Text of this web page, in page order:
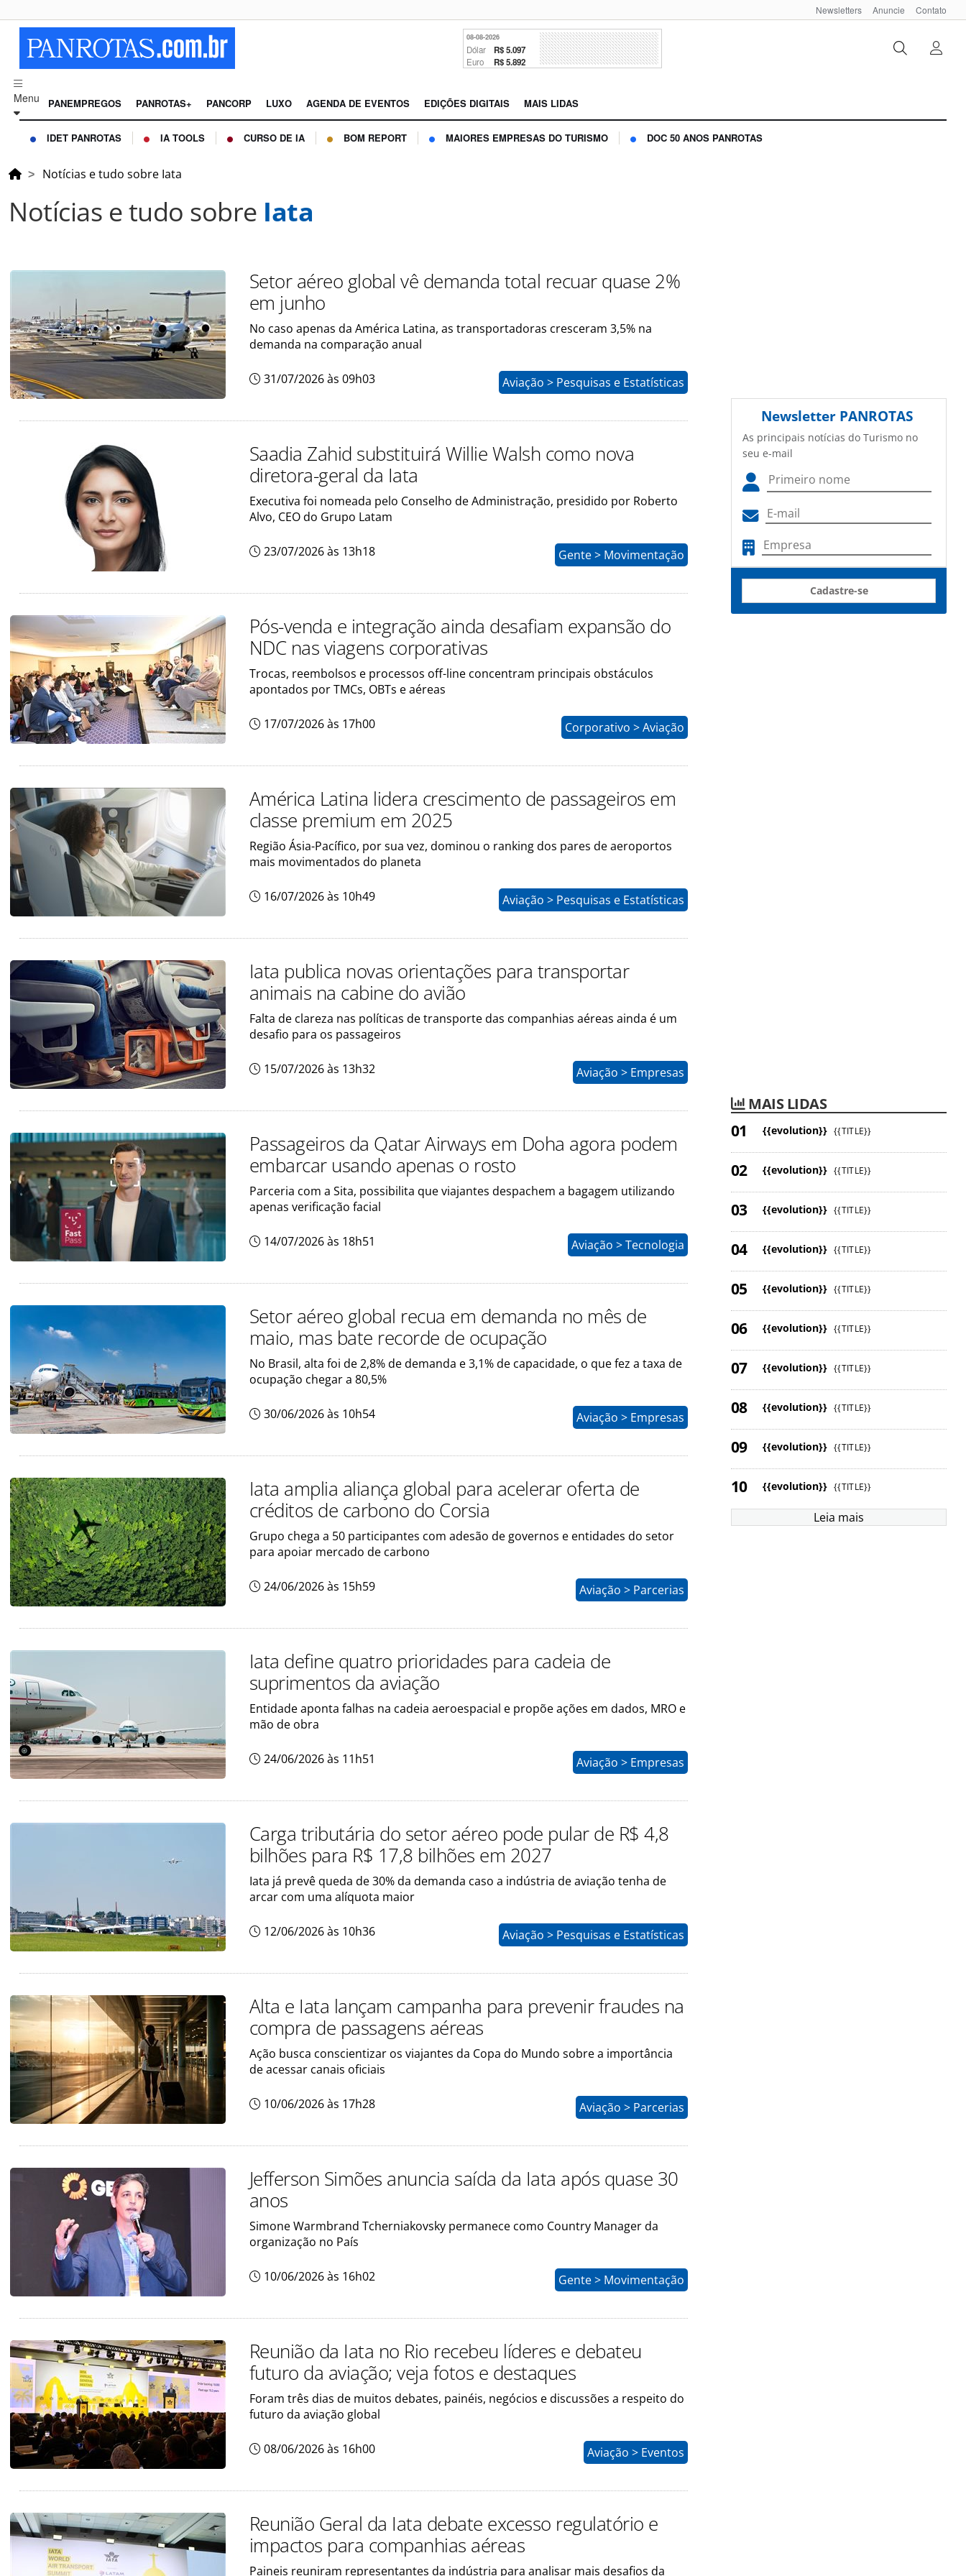
Newsletters Anuncie Contato
08-08-2026
Dólar R$ 5.097
Euro R$ 5.892
Menu PANEMPREGOS PANROTAS+ PANCORP LUXO AGENDA DE EVENTOS EDIÇÕES DIGITAIS MAIS LIDAS
IDET PANROTAS IA TOOLS CURSO DE IA BOM REPORT MAIORES EMPRESAS DO TURISMO DOC 50 ANOS PANROTAS
Notícias e tudo sobre Iata
Notícias e tudo sobre Iata
Setor aéreo global vê demanda total recuar quase 2%
em junho
No caso apenas da América Latina, as transportadoras cresceram 3,5% na
demanda na comparação anual
31/07/2026 às 09h03 Aviação > Pesquisas e Estatísticas
Saadia Zahid substituirá Willie Walsh como nova
diretora-geral da Iata
Executiva foi nomeada pelo Conselho de Administração, presidido por Roberto
Alvo, CEO do Grupo Latam
23/07/2026 às 13h18 Gente > Movimentação
Pós-venda e integração ainda desafiam expansão do
NDC nas viagens corporativas
Trocas, reembolsos e processos off-line concentram principais obstáculos
apontados por TMCs, OBTs e aéreas
17/07/2026 às 17h00 Corporativo > Aviação
América Latina lidera crescimento de passageiros em
classe premium em 2025
Região Ásia-Pacífico, por sua vez, dominou o ranking dos pares de aeroportos
mais movimentados do planeta
16/07/2026 às 10h49 Aviação > Pesquisas e Estatísticas
Iata publica novas orientações para transportar
animais na cabine do avião
Falta de clareza nas políticas de transporte das companhias aéreas ainda é um
desafio para os passageiros
15/07/2026 às 13h32 Aviação > Empresas
Passageiros da Qatar Airways em Doha agora podem
embarcar usando apenas o rosto
Parceria com a Sita, possibilita que viajantes despachem a bagagem utilizando
apenas verificação facial
14/07/2026 às 18h51 Aviação > Tecnologia
Setor aéreo global recua em demanda no mês de
maio, mas bate recorde de ocupação
No Brasil, alta foi de 2,8% de demanda e 3,1% de capacidade, o que fez a taxa de
ocupação chegar a 80,5%
30/06/2026 às 10h54 Aviação > Empresas
Iata amplia aliança global para acelerar oferta de
créditos de carbono do Corsia
Grupo chega a 50 participantes com adesão de governos e entidades do setor
para apoiar mercado de carbono
24/06/2026 às 15h59 Aviação > Parcerias
Iata define quatro prioridades para cadeia de
suprimentos da aviação
Entidade aponta falhas na cadeia aeroespacial e propõe ações em dados, MRO e
mão de obra
24/06/2026 às 11h51 Aviação > Empresas
Carga tributária do setor aéreo pode pular de R$ 4,8
bilhões para R$ 17,8 bilhões em 2027
Iata já prevê queda de 30% da demanda caso a indústria de aviação tenha de
arcar com uma alíquota maior
12/06/2026 às 10h36 Aviação > Pesquisas e Estatísticas
Alta e Iata lançam campanha para prevenir fraudes na
compra de passagens aéreas
Ação busca conscientizar os viajantes da Copa do Mundo sobre a importância
de acessar canais oficiais
10/06/2026 às 17h28 Aviação > Parcerias
Jefferson Simões anuncia saída da Iata após quase 30
anos
Simone Warmbrand Tcherniakovsky permanece como Country Manager da
organização no País
10/06/2026 às 16h02 Gente > Movimentação
Reunião da Iata no Rio recebeu líderes e debateu
futuro da aviação; veja fotos e destaques
Foram três dias de muitos debates, painéis, negócios e discussões a respeito do
futuro da aviação global
08/06/2026 às 16h00 Aviação > Eventos
Reunião Geral da Iata debate excesso regulatório e
impactos para companhias aéreas
Paineis reuniram representantes da indústria para analisar mais desafios da
Newsletter PANROTAS
As principais notícias do Turismo no
seu e-mail
Cadastre-se
MAIS LIDAS
{{evolution}} {{TITLE}}
{{evolution}} {{TITLE}}
{{evolution}} {{TITLE}}
{{evolution}} {{TITLE}}
{{evolution}} {{TITLE}}
{{evolution}} {{TITLE}}
{{evolution}} {{TITLE}}
{{evolution}} {{TITLE}}
{{evolution}} {{TITLE}}
{{evolution}} {{TITLE}}
Leia mais